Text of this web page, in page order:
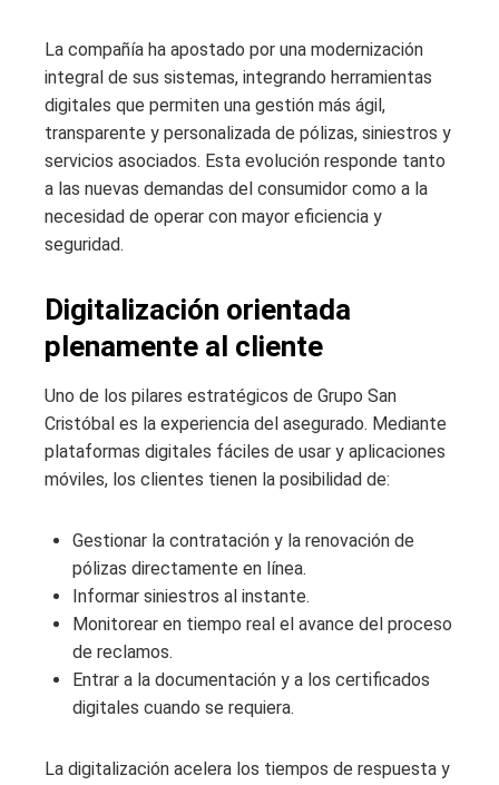
La compañía ha apostado por una modernización
integral de sus sistemas, integrando herramientas
digitales que permiten una gestión más ágil,
transparente y personalizada de pólizas, siniestros y
servicios asociados. Esta evolución responde tanto
a las nuevas demandas del consumidor como a la
necesidad de operar con mayor eficiencia y
seguridad.
Digitalización orientada
plenamente al cliente
Uno de los pilares estratégicos de Grupo San
Cristóbal es la experiencia del asegurado. Mediante
plataformas digitales fáciles de usar y aplicaciones
móviles, los clientes tienen la posibilidad de:
Gestionar la contratación y la renovación de
pólizas directamente en línea.
Informar siniestros al instante.
Monitorear en tiempo real el avance del proceso
de reclamos.
Entrar a la documentación y a los certificados
digitales cuando se requiera.
La digitalización acelera los tiempos de respuesta y